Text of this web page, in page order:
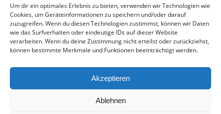
Um dir ein optimales Erlebnis zu bieten, verwenden wir Technologien wie
Cookies, um Geräteinformationen zu speichern und/oder darauf
zuzugreifen. Wenn du diesen Technologien zustimmst, können wir Daten
wie das Surfverhalten oder eindeutige IDs auf dieser Website
verarbeiten. Wenn du deine Zustimmung nicht erteilst oder zurückziehst,
können bestimmte Merkmale und Funktionen beeinträchtigt werden.
Akzeptieren
Ablehnen
28. Juli 2026
Neuer Rückensponsor
28. Juli 2026
Neue Podcast-Folge: So tickt Björn!
Eindrücke vom Stadionfest
27. Juli 2026